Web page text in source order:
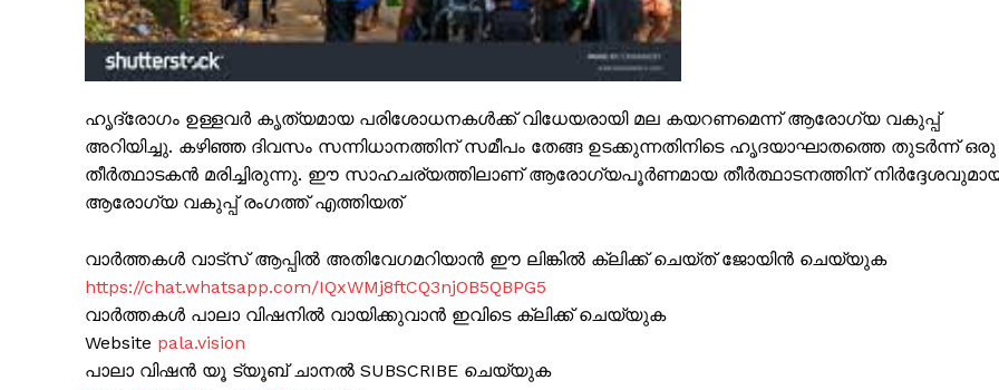
SUBSCRIBE NOW
PALA VISION
About
ഹൃദ്രോഗം ഉള്ളവർ കൃത്യമായ പരിശോധനകൾക്ക് വിധേയരായി മല കയറണമെന്ന് ആരോഗ്യ വകുപ്പ്
അറിയിച്ചു. കഴിഞ്ഞ ദിവസം സന്നിധാനത്തിന് സമീപം തേങ്ങ ഉടക്കുന്നതിനിടെ ഹൃദയാഘാതത്തെ തുടർന്ന് ഒരു
തീർത്ഥാടകൻ മരിച്ചിരുന്നു. ഈ സാഹചര്യത്തിലാണ് ആരോഗ്യപൂർണമായ തീർത്ഥാടനത്തിന്
ആരോഗ്യ വകുപ്പ് രംഗത്ത് എത്തിയത്
വാർത്തകൾ വാട്സ് ആപ്പിൽ അതിവേഗമറിയാൻ ഈ ലിങ്കിൽ ക്ലിക്ക് ചെയ്ത് ജോയിൻ ചെയ്യുക
https://chat.whatsapp.com/IQxWMj8ftCQ3njOB5QBPG5
വാർത്തകൾ പാലാ വിഷനിൽ വായിക്കുവാൻ ഇവിടെ ക്ലിക്ക് ചെയ്യുക
Website pala.vision
പാലാ വിഷൻ യൂ ട്യൂബ് ചാനൽ SUBSCRIBE ചെയ്യുക